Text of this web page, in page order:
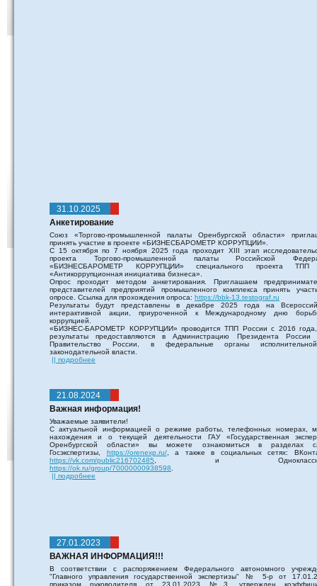
31.10.2025
Анкетирование
Союз «Торгово-промышленной палаты Оренбургской области»
принять участие в проекте «БИЗНЕСБАРОМЕТР КОРРУПЦИИ».
С 15 октября по 7 ноября 2025 года проходит XIII этап
проекта Торгово-промышленной палаты Российской
«БИЗНЕСБАРОМЕТР КОРРУПЦИИ» специального проекта
«Антикоррупционная инициатива бизнеса».
Опрос проходит методом анкетирования. Приглашаем
представителей предприятий промышленного комплекса принять
опросе. Ссылка для прохождения опроса: https://bbk-13.testograf.ru
Результаты будут представлены в декабре 2025 года на
интерактивной акции, приуроченной к Международному дню
коррупцией.
«БИЗНЕС-БАРОМЕТР КОРРУПЦИИ» проводится ТПП России с 2016
результаты предоставляются в Администрацию Президента
Правительство России, в федеральные органы
законодательной власти.
|| подробнее
21.08.2024
Важная информация!
Уважаемые заявители!
С актуальной информацией о режиме работы, телефонных номерах,
нахождения и о текущей деятельности ГАУ «Государственная
Оренбургской области» вы можете ознакомиться в разделах
Госэкспертизы, https://orenexp.ru/, а также в социальных сетях:
https://vk.com/public216702485 , и
https://ok.ru/group/70000000938598
|| подробнее
27.01.2023
ВАЖНАЯ ИНФОРМАЦИЯ!!!
В соответствии с распоряжением Федерального автономного
"Главного управления государственной экспертизы" № 5-р от
приказом руководителя от 23.01.2023 №3, утвержден